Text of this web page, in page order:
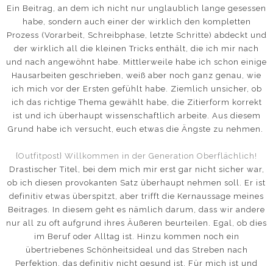
Ein Beitrag, an dem ich nicht nur unglaublich lange gesessen
habe, sondern auch einer der wirklich den kompletten
Prozess (Vorarbeit, Schreibphase, letzte Schritte) abdeckt und
der wirklich all die kleinen Tricks enthält, die ich mir nach
und nach angewöhnt habe. Mittlerweile habe ich schon einige
Hausarbeiten geschrieben, weiß aber noch ganz genau, wie
ich mich vor der Ersten gefühlt habe. Ziemlich unsicher, ob
ich das richtige Thema gewählt habe, die Zitierform korrekt
ist und ich überhaupt wissenschaftlich arbeite. Aus diesem
Grund habe ich versucht, euch etwas die Ängste zu nehmen.
{Outfitpost} Willkommen in der Generation Oberflächlich!
Drastischer Titel, bei dem mich mir erst gar nicht sicher war,
ob ich diesen provokanten Satz überhaupt nehmen soll. Er ist
definitiv etwas überspitzt, aber trifft die Kernaussage meines
Beitrages. In diesem geht es nämlich darum, dass wir andere
nur all zu oft aufgrund ihres Äußeren beurteilen. Egal, ob dies
im Beruf oder Alltag ist. Hinzu kommen noch ein
übertriebenes Schönheitsideal und das Streben nach
Perfektion, das definitiv nicht gesund ist. Für mich ist und